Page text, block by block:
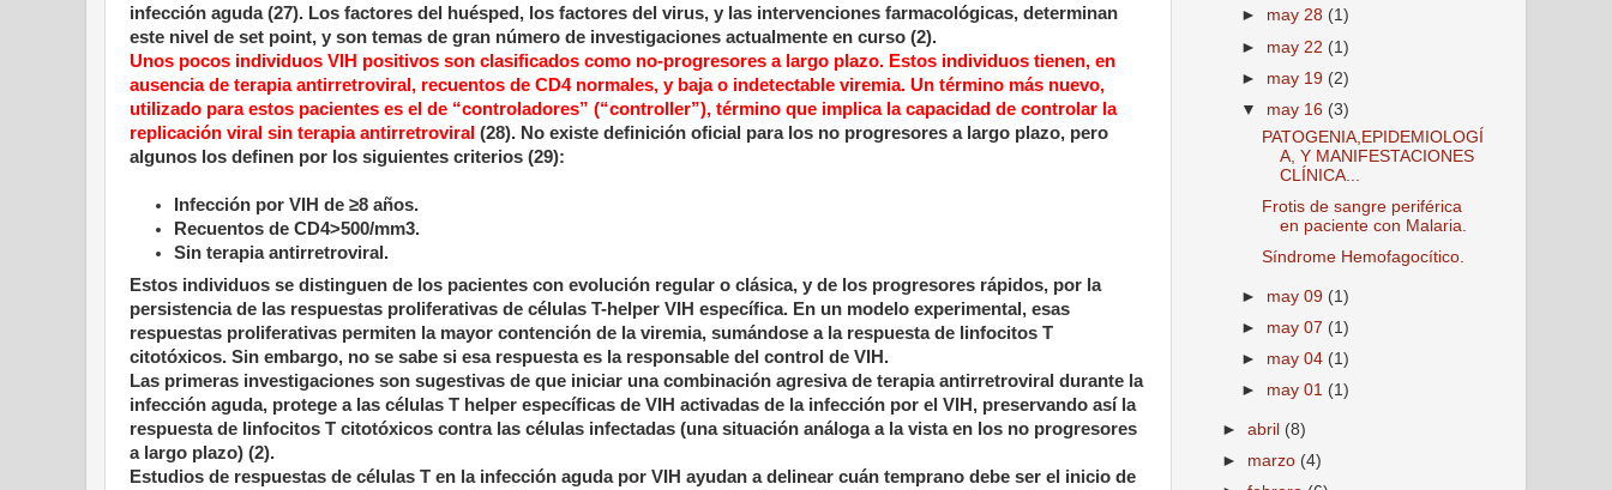
infección aguda (27). Los factores del huésped, los factores del virus, y las intervenciones farmacológicas, determinan
este nivel de set point, y son temas de gran número de investigaciones actualmente en curso (2).
Unos pocos individuos VIH positivos son clasificados como no-progresores a largo plazo. Estos individuos tienen, en
ausencia de terapia antirretroviral, recuentos de CD4 normales, y baja o indetectable viremia. Un término más nuevo,
utilizado para estos pacientes es el de “controladores” (“controller”), término que implica la capacidad de controlar la
replicación viral sin terapia antirretroviral (28). No existe definición oficial para los no progresores a largo plazo, pero
algunos los definen por los siguientes criterios (29):
Infección por VIH de ≥8 años.
Recuentos de CD4>500/mm3.
Sin terapia antirretroviral.
Estos individuos se distinguen de los pacientes con evolución regular o clásica, y de los progresores rápidos, por la
persistencia de las respuestas proliferativas de células T-helper VIH específica. En un modelo experimental, esas
respuestas proliferativas permiten la mayor contención de la viremia, sumándose a la respuesta de linfocitos T
citotóxicos. Sin embargo, no se sabe si esa respuesta es la responsable del control de VIH.
Las primeras investigaciones son sugestivas de que iniciar una combinación agresiva de terapia antirretroviral durante la
infección aguda, protege a las células T helper específicas de VIH activadas de la infección por el VIH, preservando así la
respuesta de linfocitos T citotóxicos contra las células infectadas (una situación análoga a la vista en los no progresores
a largo plazo) (2).
Estudios de respuestas de células T en la infección aguda por VIH ayudan a delinear cuán temprano debe ser el inicio de
► may 28 (1)
► may 22 (1)
► may 19 (2)
▼ may 16 (3)
PATOGENIA,EPIDEMIOLOGÍ
A, Y MANIFESTACIONES
CLÍNICA...
Frotis de sangre periférica
en paciente con Malaria.
Síndrome Hemofagocítico.
► may 09 (1)
► may 07 (1)
► may 04 (1)
► may 01 (1)
►abril (8)
► marzo (4)